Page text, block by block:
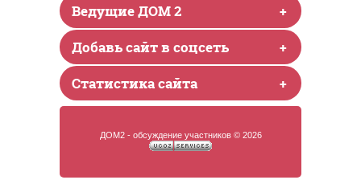
Ведущие ДОМ 2 +
Добавь сайт в соцсеть +
Статистика сайта +
ДОМ2 - обсуждение участников © 2026